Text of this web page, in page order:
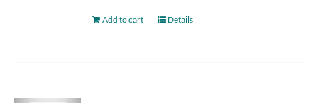
Add to cart Details